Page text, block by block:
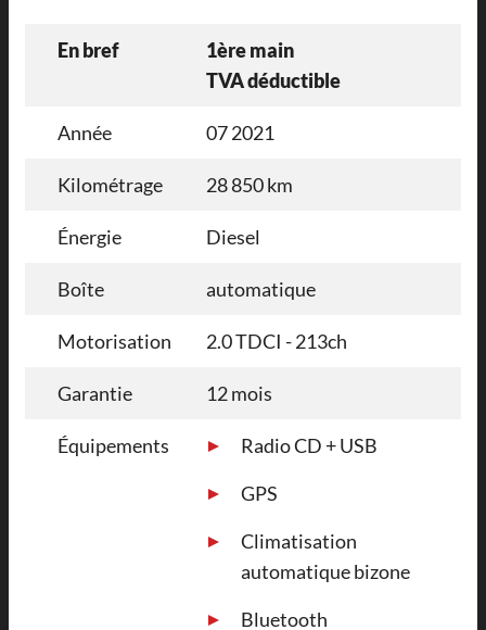
En bref
1ère main
TVA déductible
Année 07 2021
Kilométrage 28 850 km
Énergie Diesel
Boîte automatique
Motorisation 2.0 TDCI - 213ch
Garantie 12 mois
Équipements
Radio CD + USB
GPS
Climatisation
automatique bizone
Bluetooth